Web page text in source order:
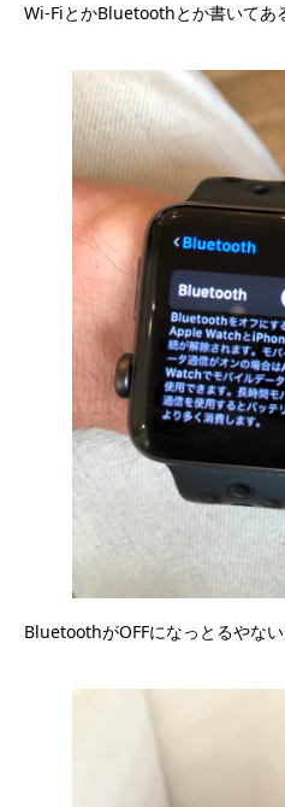
Wi-FiとかBluetoothとか書いてあ
BluetoothがOFFになっとるやな